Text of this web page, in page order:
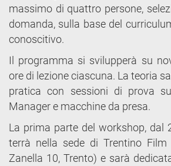
massimo di quattro persone,
domanda, sulla base del
conoscitivo.
Il programma si svilupperà su
ore di lezione ciascuna. La teoria
pratica con sessioni di prova
Manager e macchine da presa.
La prima parte del workshop, dal
terrà nella sede di Trentino Film
Zanella 10, Trento) e sarà